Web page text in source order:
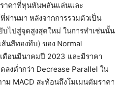
ราคาที่หุนหันพลันแล่นและ
ผ่านมา หลังจากการรวมตัวเป็น
บไปสู่จุดสูงสุดใหม่ ในการทำเช่นนั้น
นสีทองทึบ) ของ Normal
ดือนมีนาคมปี 2023 และมีราคา
งต่ำกว่า Decrease Parallel ใน
ม MACD สะท้อนถึงโมเมนตัมราคา